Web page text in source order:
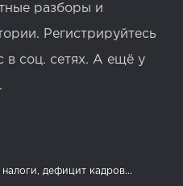
разборы и
Регистрируйтесь
в соц. сетях. А ещё у
.
дефицит кадров...